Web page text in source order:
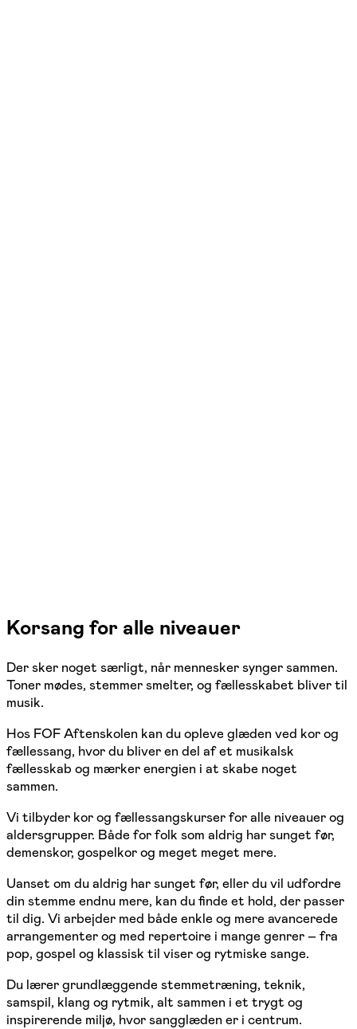
Korsang for alle niveauer
Der sker noget særligt, når mennesker synger sammen.
Toner mødes, stemmer smelter, og fællesskabet bliver til
musik.
Hos FOF Aftenskolen kan du opleve glæden ved kor og
fællessang, hvor du bliver en del af et musikalsk
fællesskab og mærker energien i at skabe noget
sammen.
Vi tilbyder kor og fællessangskurser for alle niveauer og
aldersgrupper. Både for folk som aldrig har sunget før,
demenskor, gospelkor og meget meget mere.
Uanset om du aldrig har sunget før, eller du vil udfordre
din stemme endnu mere, kan du finde et hold, der passer
til dig. Vi arbejder med både enkle og mere avancerede
arrangementer og med repertoire i mange genrer – fra
pop, gospel og klassisk til viser og rytmiske sange.
Du lærer grundlæggende stemmetræning, teknik,
samspil, klang og rytmik, alt sammen i et trygt og
inspirerende miljø, hvor sangglæden er i centrum.